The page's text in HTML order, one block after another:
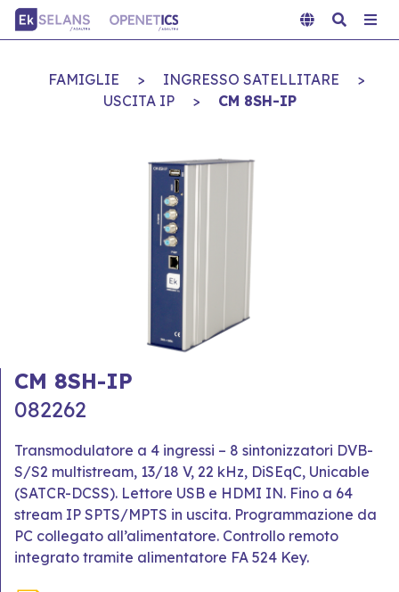
FAMIGLIE > INGRESSO SATELLITARE
>
USCITA IP
> CM 8SH-IP
CM 8SH-IP
082262
Transmodulatore a 4 ingressi – 8 sintonizzatori DVB-
S/S2 multistream, 13/18 V, 22 kHz, DiSEqC, Unicable
(SATCR-DCSS). Lettore USB e HDMI IN. Fino a 64
stream IP SPTS/MPTS in uscita. Programmazione da
PC collegato all’alimentatore. Controllo remoto
integrato tramite alimentatore FA 524 Key.